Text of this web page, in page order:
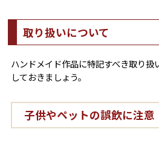
取り扱いについて
ハンドメイド作品に特記すべき取り扱
しておきましょう。
子供やペットの誤飲に注意